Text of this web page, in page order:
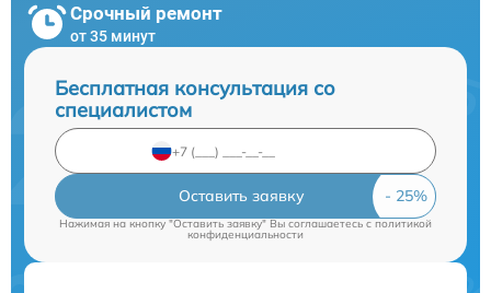
Срочный ремонт
от 35 минут
Бесплатная консультация со
специалистом
Оставить заявку
Нажимая на кнопку "Оставить заявку" Вы соглашаетесь cполитикой
конфиденциальности